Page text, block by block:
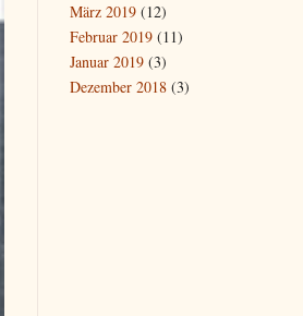
März 2019 (12)
Februar 2019 (11)
Januar 2019 (3)
Dezember 2018 (3)